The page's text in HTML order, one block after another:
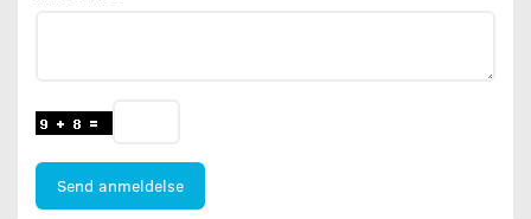
Send anmeldelse